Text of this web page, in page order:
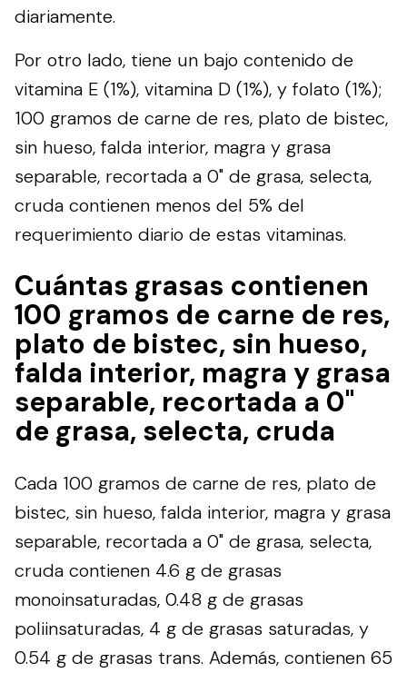
diariamente.
Por otro lado, tiene un bajo contenido de
vitamina E (1%), vitamina D (1%), y folato (1%);
100 gramos de carne de res, plato de bistec,
sin hueso, falda interior, magra y grasa
separable, recortada a 0" de grasa, selecta,
cruda contienen menos del 5% del
requerimiento diario de estas vitaminas.
Cuántas grasas contienen
100 gramos de carne de res,
plato de bistec, sin hueso,
falda interior, magra y grasa
separable, recortada a 0"
de grasa, selecta, cruda
Cada 100 gramos de carne de res, plato de
bistec, sin hueso, falda interior, magra y grasa
separable, recortada a 0" de grasa, selecta,
cruda contienen 4.6 g de grasas
monoinsaturadas, 0.48 g de grasas
poliinsaturadas, 4 g de grasas saturadas, y
0.54 g de grasas trans. Además, contienen 65